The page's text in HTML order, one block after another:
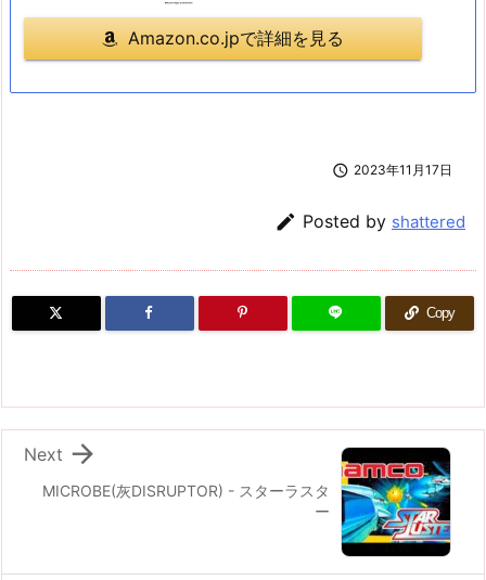
Amazon.co.jpで詳細を見る
 2023年11月17日
 Posted by shattered
Copy
MICROBE(灰DISRUPTOR) - スターラスタ
ー

Next